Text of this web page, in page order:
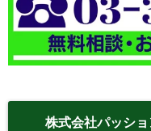
株式会社パッシ